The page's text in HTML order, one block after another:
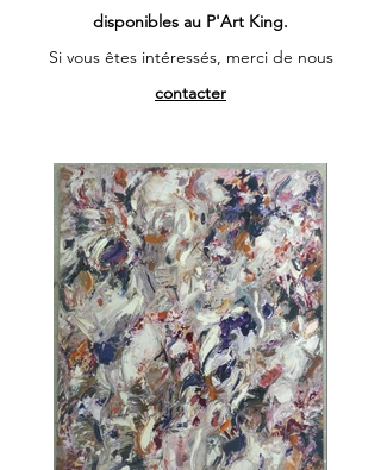
disponibles au P'Art King.
Si vous êtes intéressés, merci de nous
contacter